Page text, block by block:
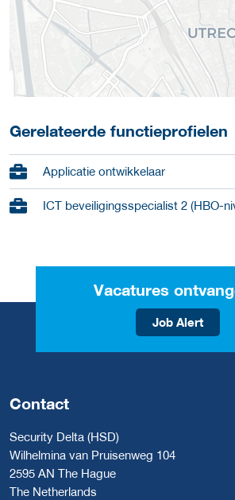
Gerelateerde functieprofielen
Applicatie ontwikkelaar
ICT beveiligingsspecialist 2 (HBO-
Vacatures
Job Alert
Contact
Security Delta (HSD)
Wilhelmina van Pruisenweg 104
2595 AN The Hague
The Netherlands